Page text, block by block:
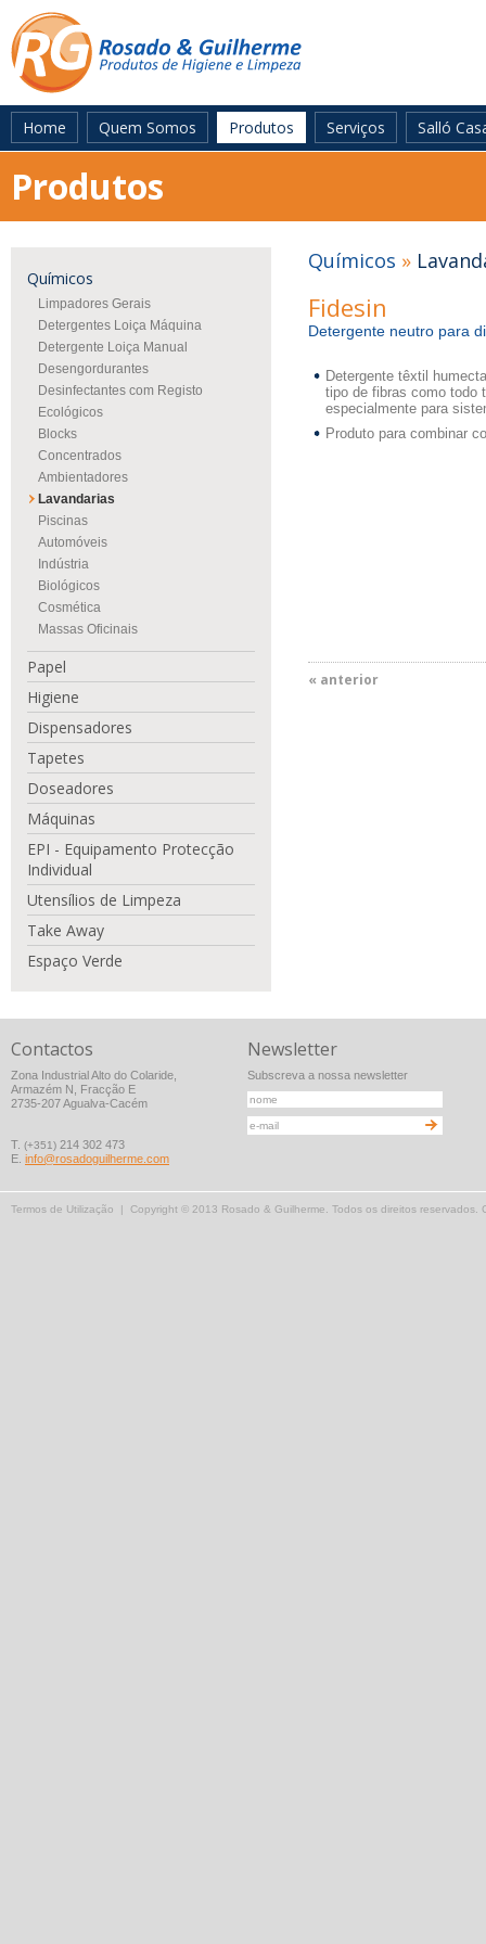
Home Quem Somos Produtos Serviços Salló
Produtos
Químicos
Limpadores Gerais
Detergentes Loiça Máquina
Detergente Loiça Manual
Desengordurantes
Desinfectantes com Registo
Ecológicos
Blocks
Concentrados
Ambientadores
Lavandarias
Piscinas
Automóveis
Indústria
Biológicos
Cosmética
Massas Oficinais
Papel
Higiene
Dispensadores
Tapetes
Doseadores
Máquinas
EPI - Equipamento Protecção
Individual
Utensílios de Limpeza
Take Away
Espaço Verde
Químicos »
Fidesin
Detergente neutro para
Detergente têxtil
tipo de fibras como todo
especialmente para
Produto para combinar
« anterior
Contactos
Zona Industrial Alto do Colaride,
Armazém N, Fracção E
2735-207 Agualva-Cacém
T. (+351) 214 302 473
E. info@rosadoguilherme.com
Newsletter
Subscreva a nossa newsletter
Termos de Utilização | Copyright © 2013 Rosado & Guilherme. Todos os direitos reservados.